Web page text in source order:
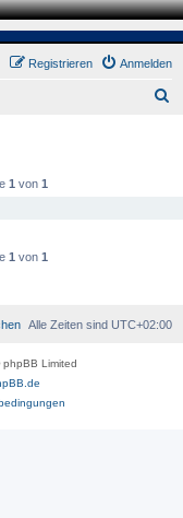
Anmelden
Registrieren
1 von 1
1 von 1
Alle Zeiten sind UTC+02:00
Limited